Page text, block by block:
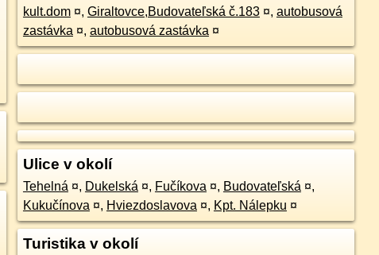
kult.dom ¤, Giraltovce,Budovateľská č.183 ¤, autobusová
zastávka ¤, autobusová zastávka ¤
Ulice v okolí
Tehelná ¤, Dukelská ¤, Fučíkova ¤, Budovateľská ¤,
Kukučínova ¤, Hviezdoslavova ¤, Kpt. Nálepku ¤
Turistika v okolí